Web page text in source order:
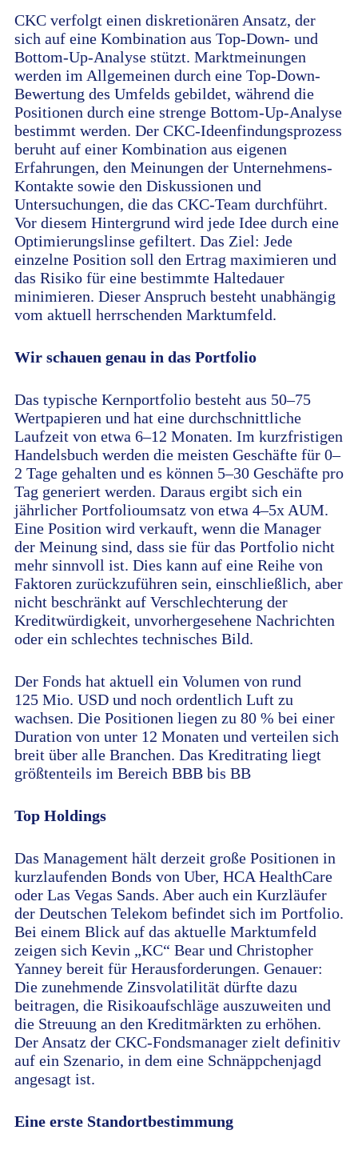
CKC verfolgt einen diskretionären Ansatz, der
sich auf eine Kombination aus Top-Down- und
Bottom-Up-Analyse stützt. Marktmeinungen
werden im Allgemeinen durch eine Top-Down-
Bewertung des Umfelds gebildet, während die
Positionen durch eine strenge Bottom-Up-Analyse
bestimmt werden. Der CKC-Ideenfindungsprozess
beruht auf einer Kombination aus eigenen
Erfahrungen, den Meinungen der Unternehmens-
Kontakte sowie den Diskussionen und
Untersuchungen, die das CKC-Team durchführt.
Vor diesem Hintergrund wird jede Idee durch eine
Optimierungslinse gefiltert. Das Ziel: Jede
einzelne Position soll den Ertrag maximieren und
das Risiko für eine bestimmte Haltedauer
minimieren. Dieser Anspruch besteht unabhängig
vom aktuell herrschenden Marktumfeld.
Wir schauen genau in das Portfolio
Das typische Kernportfolio besteht aus 50–75
Wertpapieren und hat eine durchschnittliche
Laufzeit von etwa 6–12 Monaten. Im kurzfristigen
Handelsbuch werden die meisten Geschäfte für 0–
2 Tage gehalten und es können 5–30 Geschäfte pro
Tag generiert werden. Daraus ergibt sich ein
jährlicher Portfolioumsatz von etwa 4–5x AUM.
Eine Position wird verkauft, wenn die Manager
der Meinung sind, dass sie für das Portfolio nicht
mehr sinnvoll ist. Dies kann auf eine Reihe von
Faktoren zurückzuführen sein, einschließlich, aber
nicht beschränkt auf Verschlechterung der
Kreditwürdigkeit, unvorhergesehene Nachrichten
oder ein schlechtes technisches Bild.
Der Fonds hat aktuell ein Volumen von rund
125 Mio. USD und noch ordentlich Luft zu
wachsen. Die Positionen liegen zu 80 % bei einer
Duration von unter 12 Monaten und verteilen sich
breit über alle Branchen. Das Kreditrating liegt
größtenteils im Bereich BBB bis BB
Top Holdings
Das Management hält derzeit große Positionen in
kurzlaufenden Bonds von Uber, HCA HealthCare
oder Las Vegas Sands. Aber auch ein Kurzläufer
der Deutschen Telekom befindet sich im Portfolio.
Bei einem Blick auf das aktuelle Marktumfeld
zeigen sich Kevin „KC“ Bear und Christopher
Yanney bereit für Herausforderungen. Genauer:
Die zunehmende Zinsvolatilität dürfte dazu
beitragen, die Risikoaufschläge auszuweiten und
die Streuung an den Kreditmärkten zu erhöhen.
Der Ansatz der CKC-Fondsmanager zielt definitiv
auf ein Szenario, in dem eine Schnäppchenjagd
angesagt ist.
Eine erste Standortbestimmung